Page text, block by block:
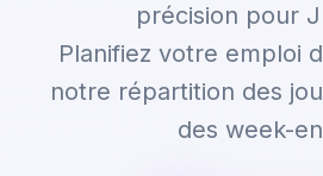
précision pour
Planifiez votre emploi
notre répartition des
des week-